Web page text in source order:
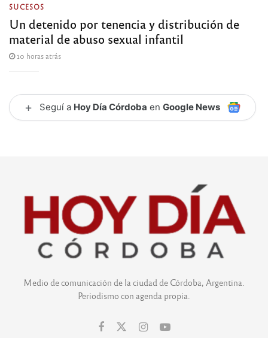
SUCESOS
Un detenido por tenencia y distribución de
material de abuso sexual infantil
10 horas atrás
+ Seguí a Hoy Día Córdoba en Google News
Medio de comunicación de la ciudad de Córdoba, Argentina.
Periodismo con agenda propia.